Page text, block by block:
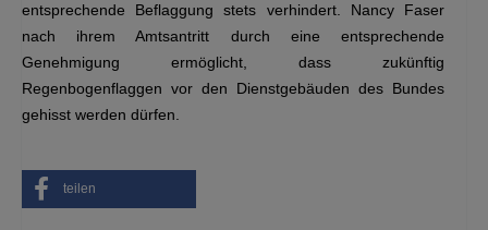
entsprechende Beflaggung stets verhindert. Nancy Faser
nach ihrem Amtsantritt durch eine entsprechende
Genehmigung ermöglicht, dass zukünftig
Regenbogenflaggen vor den Dienstgebäuden des Bundes
gehisst werden dürfen.
teilen